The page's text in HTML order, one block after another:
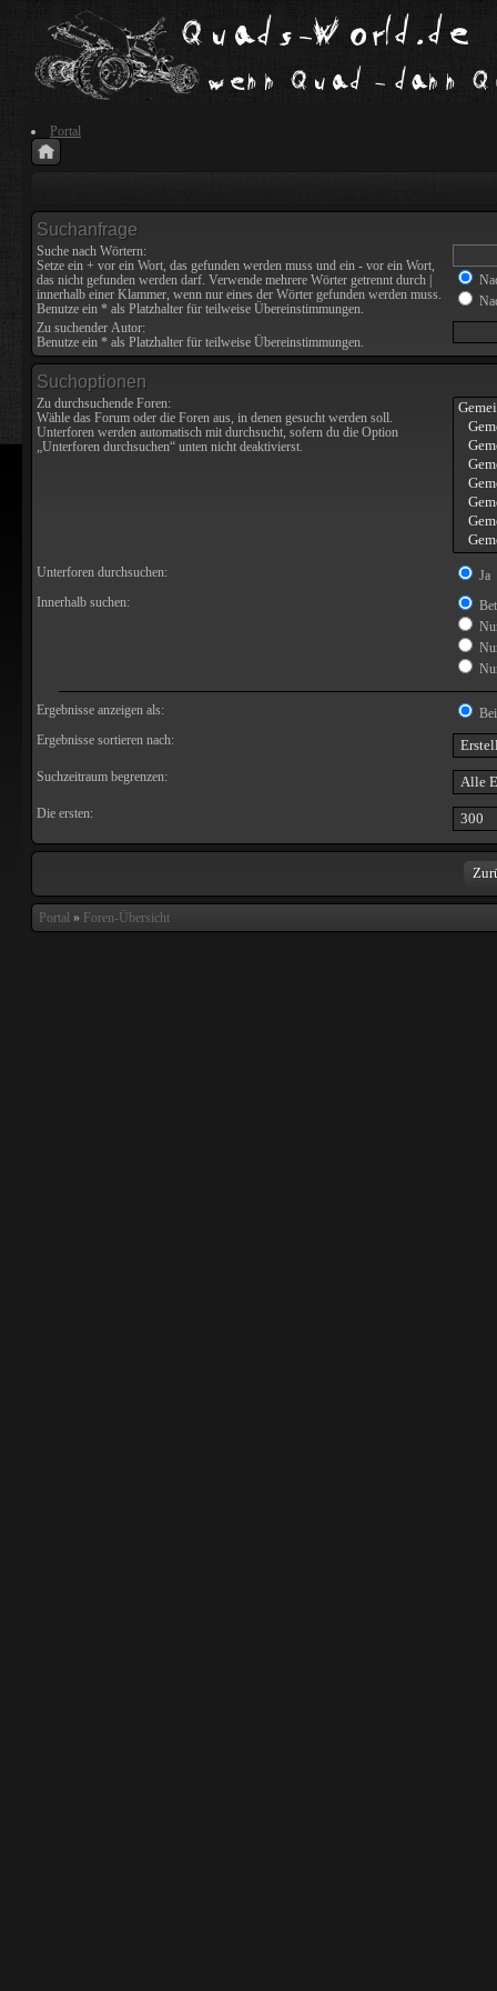
Portal
Suchanfrage
Suche nach Wörtern:
Setze ein + vor ein Wort, das gefunden werden muss und ein - vor ein Wort,
das nicht gefunden werden darf. Verwende mehrere Wörter getrennt durch
innerhalb einer Klammer, wenn nur eines der Wörter gefunden werden muss.
Benutze ein * als Platzhalter für teilweise Übereinstimmungen.
Zu suchender Autor:
Benutze ein * als Platzhalter für teilweise Übereinstimmungen.
Suchoptionen
Zu durchsuchende Foren:
Wähle das Forum oder die Foren aus, in denen gesucht werden soll.
Unterforen werden automatisch mit durchsucht, sofern du die Option
„Unterforen durchsuchen“ unten nicht deaktivierst.
Unterforen durchsuchen:
Ja
Innerhalb suchen:
Ergebnisse anzeigen als:
Ergebnisse sortieren nach:
Suchzeitraum begrenzen:
Die ersten:
Portal » Foren-Übersicht